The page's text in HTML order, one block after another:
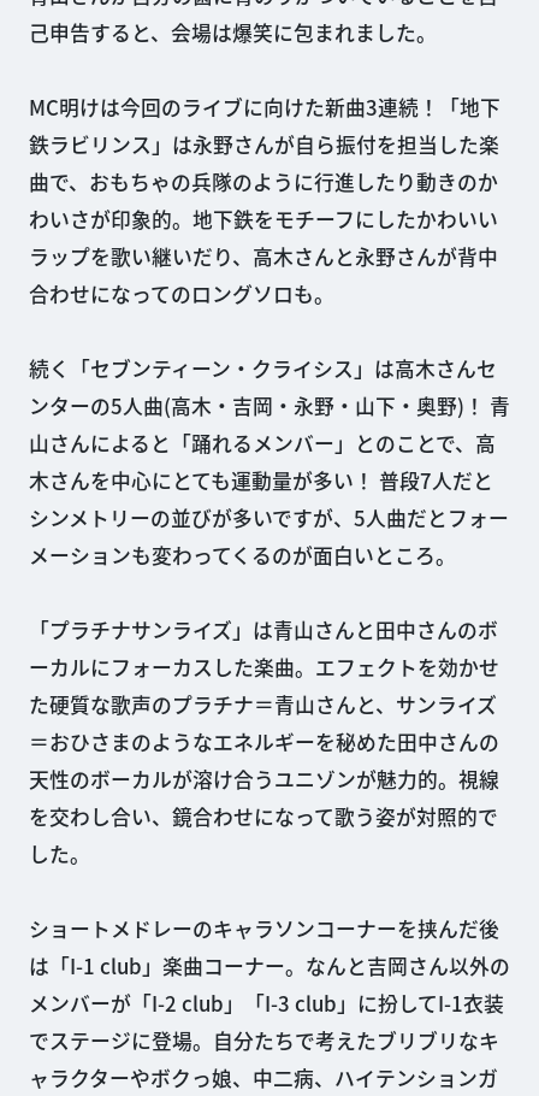
己申告すると、会場は爆笑に包まれました。
MC明けは今回のライブに向けた新曲3連続！「地下
鉄ラビリンス」は永野さんが自ら振付を担当した楽
曲で、おもちゃの兵隊のように行進したり動きのか
わいさが印象的。地下鉄をモチーフにしたかわいい
ラップを歌い継いだり、高木さんと永野さんが背中
合わせになってのロングソロも。
続く「セブンティーン・クライシス」は高木さんセ
ンターの5人曲(高木・吉岡・永野・山下・奥野)！ 青
山さんによると「踊れるメンバー」とのことで、高
木さんを中心にとても運動量が多い！ 普段7人だと
シンメトリーの並びが多いですが、5人曲だとフォー
メーションも変わってくるのが面白いところ。
「プラチナサンライズ」は青山さんと田中さんのボ
ーカルにフォーカスした楽曲。エフェクトを効かせ
た硬質な歌声のプラチナ＝青山さんと、サンライズ
＝おひさまのようなエネルギーを秘めた田中さんの
天性のボーカルが溶け合うユニゾンが魅力的。視線
を交わし合い、鏡合わせになって歌う姿が対照的で
した。
ショートメドレーのキャラソンコーナーを挟んだ後
は「I-1 club」楽曲コーナー。なんと吉岡さん以外の
メンバーが「I-2 club」「I-3 club」に扮してI-1衣装
でステージに登場。自分たちで考えたブリブリなキ
ャラクターやボクっ娘、中二病、ハイテンションガ